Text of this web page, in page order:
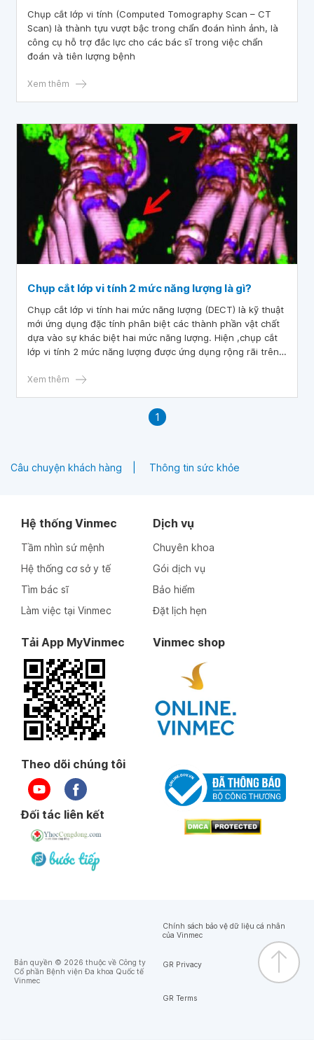
Chụp cắt lớp vi tính (Computed Tomography Scan – CT
Scan) là thành tựu vượt bậc trong chẩn đoán hình ảnh, là
công cụ hỗ trợ đắc lực cho các bác sĩ trong việc chẩn
đoán và tiên lượng bệnh
Xem thêm
Chụp cắt lớp vi tính 2 mức năng lượng là gì?
Chụp cắt lớp vi tính hai mức năng lượng (DECT) là kỹ thuật
mới ứng dụng đặc tính phân biệt các thành phần vật chất
dựa vào sự khác biệt hai mức năng lượng. Hiện ,chụp cắt
lớp vi tính 2 mức năng lượng được ứng dụng rộng rãi trên
sàng giúp chẩn đoán 1 số bệnh lý.
Xem thêm
1
Câu chuyện khách hàng Thông tin sức khỏe
Hệ thống Vinmec
Tầm nhìn sứ mệnh
Hệ thống cơ sở y tế
Tìm bác sĩ
Làm việc tại Vinmec
Dịch vụ
Chuyên khoa
Gói dịch vụ
Bảo hiểm
Đặt lịch hẹn
Tải App MyVinmec Vinmec shop
Theo dõi chúng tôi
Đối tác liên kết
Bản quyền © 2026 thuộc về Công ty
Cổ phần Bệnh viện Đa khoa Quốc tế
Vinmec
Chính sách bảo vệ dữ liệu cá nhân
của Vinmec
GR Privacy
GR Terms